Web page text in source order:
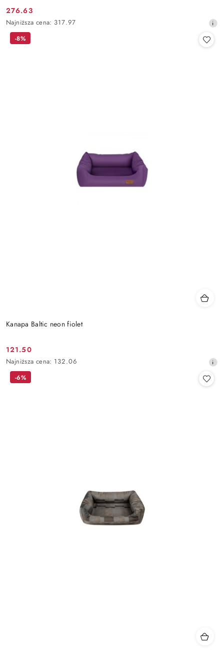
Cena
promocyjna:
276.63
Najniższa
cena
Najniższa cena: 317.97
Kanapa Baltic neon fiolet
Cena
promocyjna:
121.50
Najniższa
cena
Najniższa cena: 132.06
-8%
-6%